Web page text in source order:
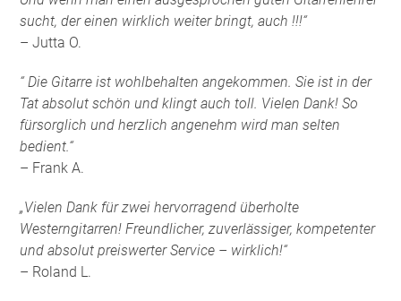
sucht, der einen wirklich weiter bringt, auch !!!“
– Jutta O.
“ Die Gitarre ist wohlbehalten angekommen. Sie ist in der
Tat absolut schön und klingt auch toll. Vielen Dank! So
fürsorglich und herzlich angenehm wird man selten
bedient.“
– Frank A.
„Vielen Dank für zwei hervorragend überholte
Westerngitarren! Freundlicher, zuverlässiger, kompetenter
und absolut preiswerter Service – wirklich!“
– Roland L.